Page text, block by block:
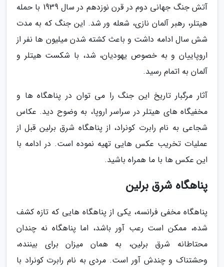
آتش جنگ جهانی دوم در قرن نوزدهم در سال 1939 با حمله
هیتلر، رهبر آلمان نازی، شعله ور شد. این جنگ که به مدت
شش سال ادامه داشت و باعث کشته شدن میلیون ها نفر از
اروپاییان و به خصوص یهودیان، شد، با شکست هیتلر و
آلمان به اتمام رسید.
آثار مرگبار تاریخ این جنگ را می توان در پناهگاه ها و
مخفیگاه های هیتلر در سراسر اروپا، به وضوح دید. عکاس
شجاعی به نام رابرت کونراد، از پناهگاه شرق برلین قبل از
عملیات تخریب عکس هایی تهیه نموده است. در ادامه با
این عکس ها با ما همراه باشید.
پناهگاه شرق برلین
پناهگاه مخفی فرانسه، یکی از پناهگاه هایی که تازه کشف
شده، ممکن است رعب آور باشد، اما پناهگاه نه چندان
محتاطانه شرق برلین، به همان میزان برای بیننده،
وحشتناک و چندش آور است. مردی به نام رابرت کونراد با